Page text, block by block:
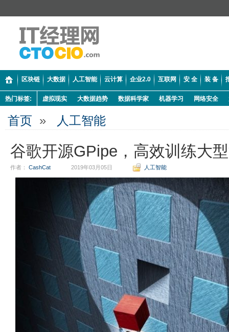
区块链 大数据 人工智能 云计算 企业2.0 互联网 安 全 装 备
热门标签: 虚拟现实 大数据趋势 数据科学家 机器学习 网络安全
首页 » 人工智能
谷歌开源GPipe，高效训练大
作者： CashCat 2019年03月05日 人工智能